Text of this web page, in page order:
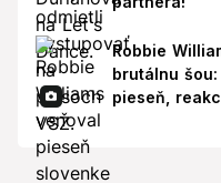
Robbie
brutálnu
pieseň,